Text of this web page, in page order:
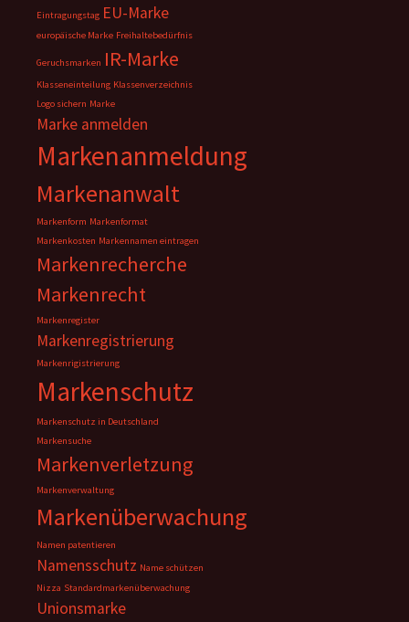
Eintragungstag EU-Marke
europäische Marke Freihaltebedürfnis
Geruchsmarken IR-Marke
Klasseneinteilung Klassenverzeichnis
Logo sichern Marke
Marke anmelden
Markenanmeldung
Markenanwalt
Markenform Markenformat
Markenkosten Markennamen eintragen
Markenrecherche
Markenrecht
Markenregister
Markenregistrierung
Markenrigistrierung
Markenschutz
Markenschutz in Deutschland
Markensuche
Markenverletzung
Markenverwaltung
Markenüberwachung
Namen patentieren
Namensschutz Name schützen
Nizza Standardmarkenüberwachung
Unionsmarke